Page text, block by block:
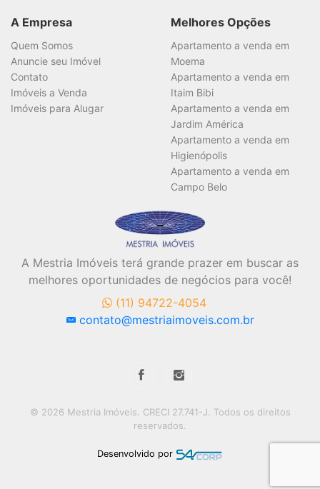
A Empresa
Quem Somos
Anuncie seu Imóvel
Contato
Imóveis a Venda
Imóveis para Alugar
Melhores Opções
Apartamento a venda em
Moema
Apartamento a venda em
Itaim Bibi
Apartamento a venda em
Jardim América
Apartamento a venda em
Higienópolis
Apartamento a venda em
Campo Belo
A Mestria Imóveis terá grande prazer em buscar as
melhores oportunidades de negócios para você!
(11) 94722-4054
contato@mestriaimoveis.com.br
© 2026 Mestria Imóveis. CRECI 27.741-J. Todos os direitos
reservados.
Desenvolvido por